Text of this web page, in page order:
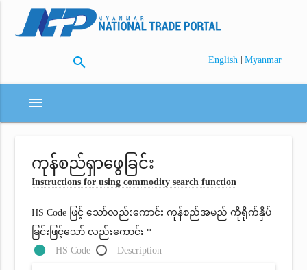
search English | Myanmar
menu
ကုန်စည်ရှာဖွေခြင်း
Instructions for using commodity search function
HS Code ဖြင့် သော်လည်းကောင်း ကုန်စည်အမည် ကိုရိုက်နှိပ်
ခြင်းဖြင့်သော် လည်းကောင်း *
HS Code
Description